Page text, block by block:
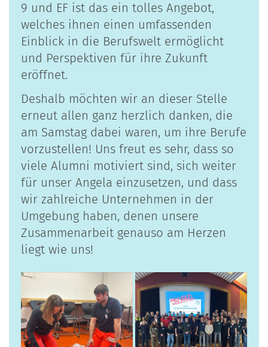
9 und EF ist das ein tolles Angebot,
welches ihnen einen umfassenden
Einblick in die Berufswelt ermöglicht
und Perspektiven für ihre Zukunft
eröffnet.
Deshalb möchten wir an dieser Stelle
erneut allen ganz herzlich danken, die
am Samstag dabei waren, um ihre Berufe
vorzustellen! Uns freut es sehr, dass so
viele Alumni motiviert sind, sich weiter
für unser Angela einzusetzen, und dass
wir zahlreiche Unternehmen in der
Umgebung haben, denen unsere
Zusammenarbeit genauso am Herzen
liegt wie uns!